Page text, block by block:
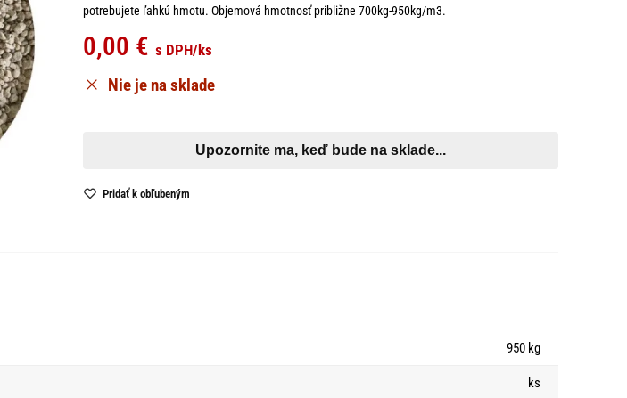
potrebujete ľahkú hmotu. Objemová hmotnosť približne 700kg-950kg/m3.
0,00 € s DPH/ks
Nie je na sklade
Pridať k obľubeným
950 kg
ks